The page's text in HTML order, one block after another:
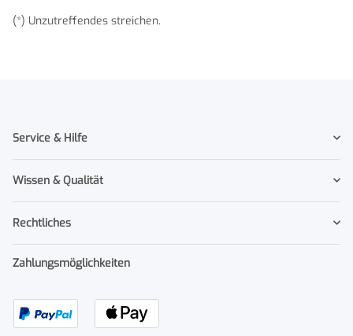
(*) Unzutreffendes streichen.
Service & Hilfe
Wissen & Qualität
Rechtliches
Zahlungsmöglichkeiten